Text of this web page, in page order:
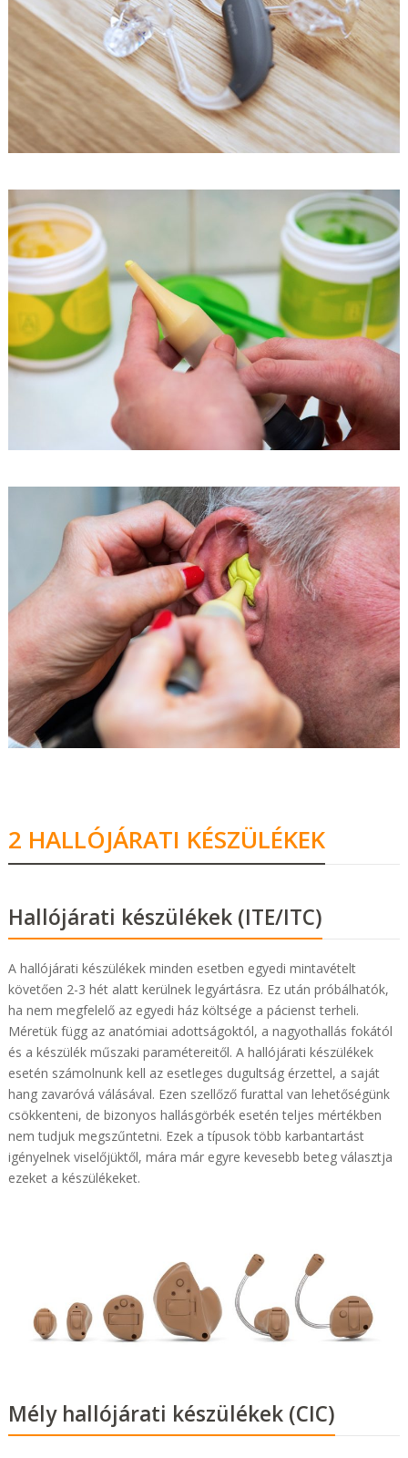
2 HALLÓJÁRATI KÉSZÜLÉKEK
Hallójárati készülékek (ITE/ITC)
A hallójárati készülékek minden esetben egyedi mintavételt
követően 2-3 hét alatt kerülnek legyártásra. Ez után próbálhatók,
ha nem megfelelő az egyedi ház költsége a pácienst terheli.
Méretük függ az anatómiai adottságoktól, a nagyothallás fokától
és a készülék műszaki paramétereitől. A hallójárati készülékek
esetén számolnunk kell az esetleges dugultság érzettel, a saját
hang zavaróvá válásával. Ezen szellőző furattal van lehetőségünk
csökkenteni, de bizonyos hallásgörbék esetén teljes mértékben
nem tudjuk megszűntetni. Ezek a típusok több karbantartást
igényelnek viselőjüktől, mára már egyre kevesebb beteg választja
ezeket a készülékeket.
Mély hallójárati készülékek (CIC)